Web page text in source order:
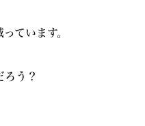
ています。
ろう？